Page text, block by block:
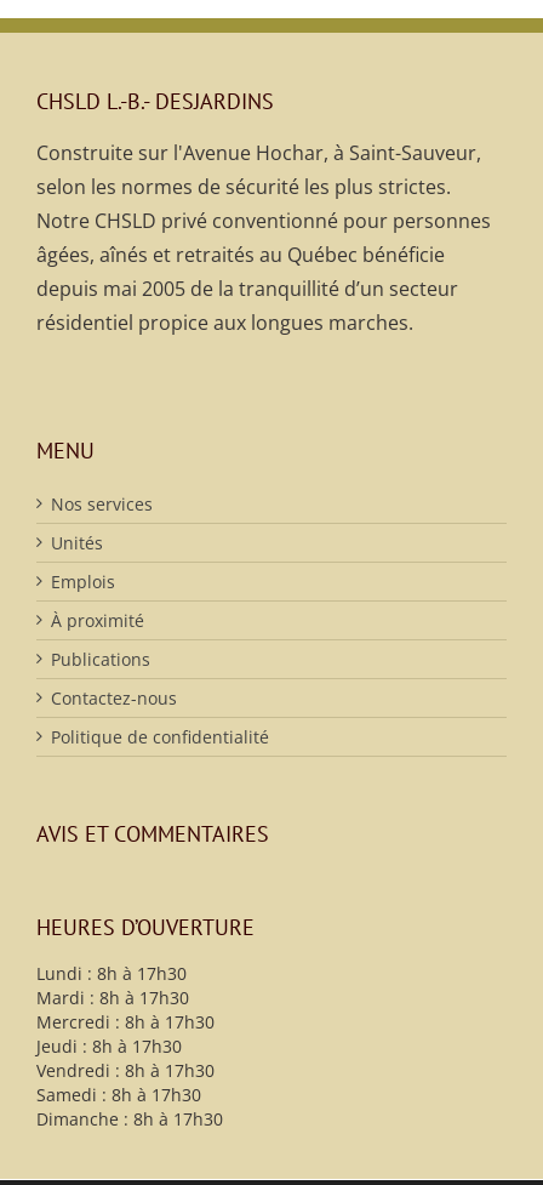
CHSLD L.-B.- DESJARDINS
Construite sur l'Avenue Hochar, à Saint-Sauveur,
selon les normes de sécurité les plus strictes.
Notre CHSLD privé conventionné pour personnes
âgées, aînés et retraités au Québec bénéficie
depuis mai 2005 de la tranquillité d’un secteur
résidentiel propice aux longues marches.
MENU
Nos services
Unités
Emplois
À proximité
Publications
Contactez-nous
Politique de confidentialité
AVIS ET COMMENTAIRES
HEURES D’OUVERTURE
Lundi : 8h à 17h30
Mardi : 8h à 17h30
Mercredi : 8h à 17h30
Jeudi : 8h à 17h30
Vendredi : 8h à 17h30
Samedi : 8h à 17h30
Dimanche : 8h à 17h30